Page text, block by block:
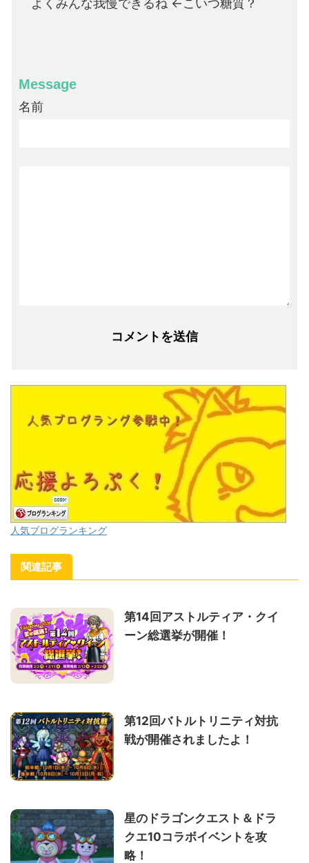
よくみんな我慢できるね ←こいつ糖質？
Message
名前
人気ブログランキング
関連記事
第14回アストルティア・クイ
ーン総選挙が開催！
第12回バトルトリニティ対抗
戦が開催されましたよ！
星のドラゴンクエスト＆ドラ
クエ10コラボイベントを攻
略！